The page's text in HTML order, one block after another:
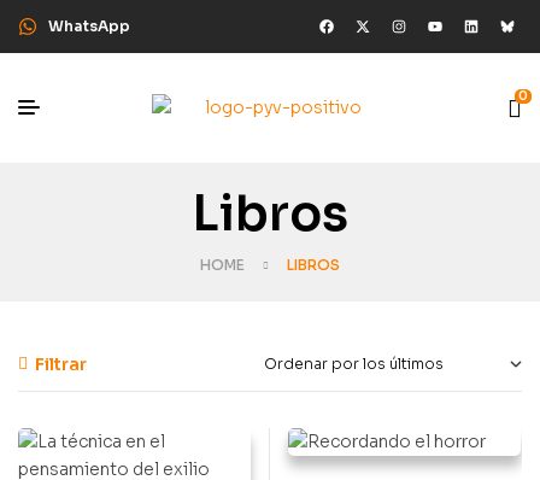
WhatsApp
0
Libros
HOME LIBROS
Filtrar